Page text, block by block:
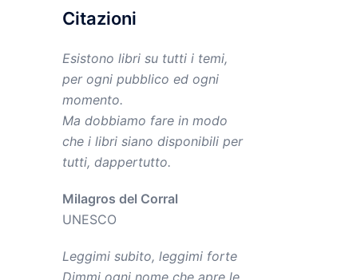
Citazioni
Esistono libri su tutti i temi,
per ogni pubblico ed ogni
momento.
Ma dobbiamo fare in modo
che i libri siano disponibili per
tutti, dappertutto.
Milagros del Corral
UNESCO
Leggimi subito, leggimi forte
Dimmi ogni nome che apre le